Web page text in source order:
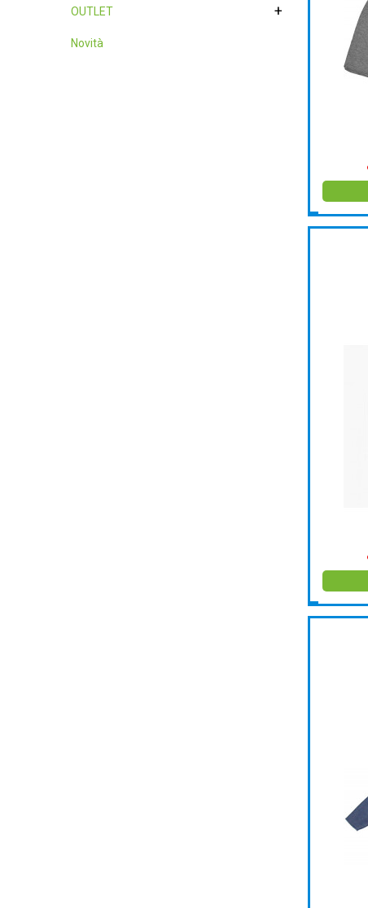
OUTLET +
Novità